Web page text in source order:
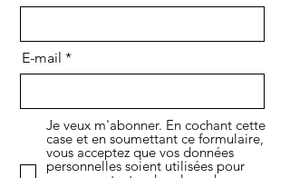
E-mail
Je veux m'abonner. En cochant cette
case et en soumettant ce formulaire,
vous acceptez que vos données
personnelles soient utilisées pour